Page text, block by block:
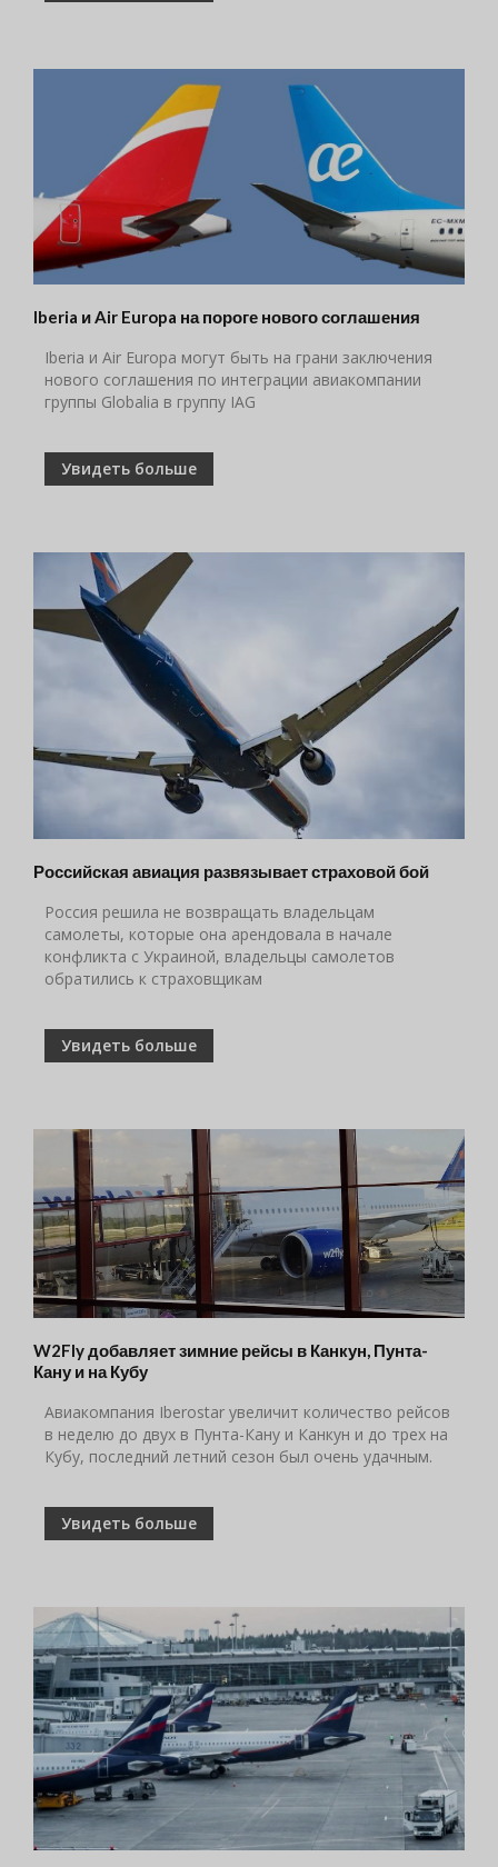
Iberia и Air Europa на пороге нового соглашения
Iberia и Air Europa могут быть на грани заключения
нового соглашения по интеграции авиакомпании
группы Globalia в группу IAG
Увидеть больше
Российская авиация развязывает страховой бой
Россия решила не возвращать владельцам
самолеты, которые она арендовала в начале
конфликта с Украиной, владельцы самолетов
обратились к страховщикам
Увидеть больше
W2Fly добавляет зимние рейсы в Канкун, Пунта-
Кану и на Кубу
Авиакомпания Iberostar увеличит количество рейсов
в неделю до двух в Пунта-Кану и Канкун и до трех на
Кубу, последний летний сезон был очень удачным.
Увидеть больше